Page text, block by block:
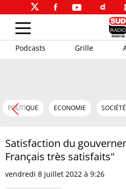
Podcasts Grille
POLITIQUE ECONOMIE SOCIÉTÉ
Satisfaction du
Français très satisfaits"
vendredi 8 juillet 2022 à 9:26